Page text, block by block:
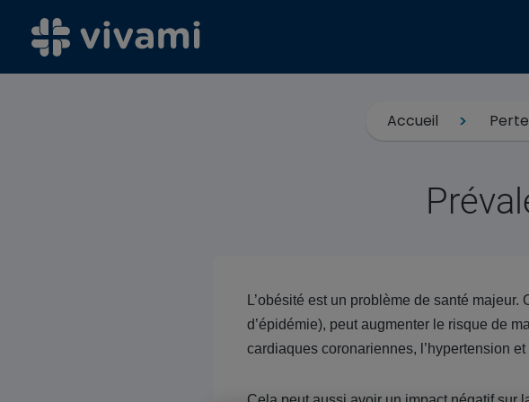
Accueil
L’obésité est un problème de santé
d’épidémie), peut augmenter le risque de
cardiaques coronariennes, l’hypertension